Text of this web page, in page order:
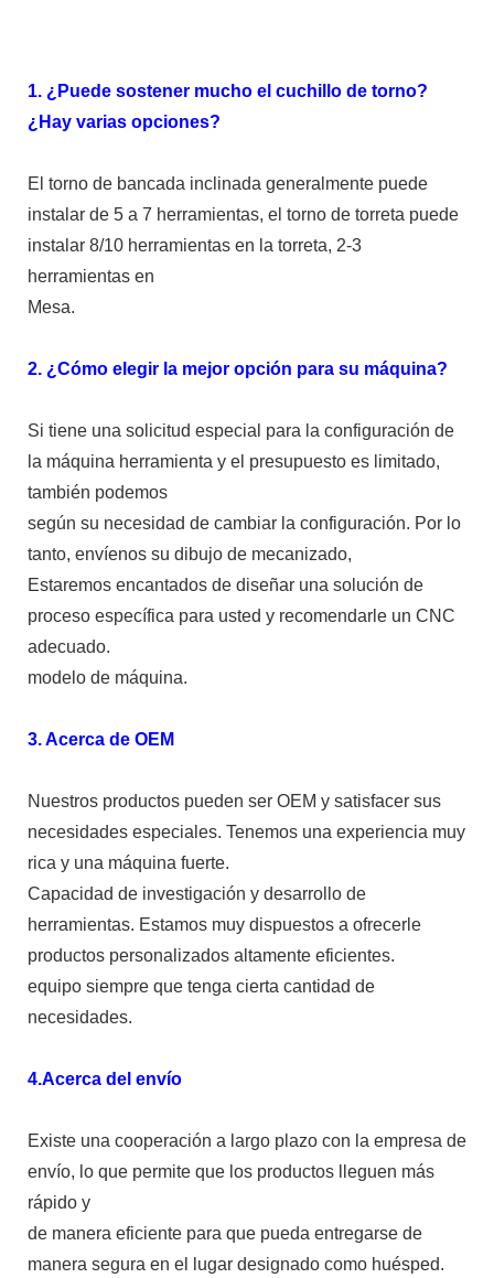
1. ¿Puede sostener mucho el cuchillo de torno?
¿Hay varias opciones?
El torno de bancada inclinada generalmente puede
instalar de 5 a 7 herramientas, el torno de torreta puede
instalar 8/10 herramientas en la torreta, 2-3
herramientas en
Mesa.
2. ¿Cómo elegir la mejor opción para su máquina?
Si tiene una solicitud especial para la configuración de
la máquina herramienta y el presupuesto es limitado,
también podemos
según su necesidad de cambiar la configuración. Por lo
tanto, envíenos su dibujo de mecanizado,
Estaremos encantados de diseñar una solución de
proceso específica para usted y recomendarle un CNC
adecuado.
modelo de máquina.
3. Acerca de OEM
Nuestros productos pueden ser OEM y satisfacer sus
necesidades especiales. Tenemos una experiencia muy
rica y una máquina fuerte.
Capacidad de investigación y desarrollo de
herramientas. Estamos muy dispuestos a ofrecerle
productos personalizados altamente eficientes.
equipo siempre que tenga cierta cantidad de
necesidades.
4.Acerca del envío
Existe una cooperación a largo plazo con la empresa de
envío, lo que permite que los productos lleguen más
rápido y
de manera eficiente para que pueda entregarse de
manera segura en el lugar designado como huésped.